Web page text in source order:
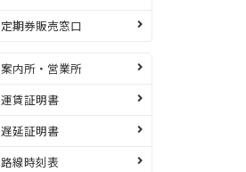
定期券販売窓口
案内所・営業所
運賃証明書
遅延証明書
路線時刻表